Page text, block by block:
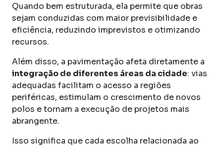
Quando bem estruturada, ela permite que obras
sejam conduzidas com maior previsibilidade e
eficiência, reduzindo imprevistos e otimizando
recursos.
Além disso, a pavimentação afeta diretamente a
integração de diferentes áreas da cidade: vias
adequadas facilitam o acesso a regiões
periféricas, estimulam o crescimento de novos
polos e tornam a execução de projetos mais
abrangente.
Isso significa que cada escolha relacionada ao